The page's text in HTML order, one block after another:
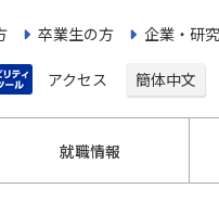
卒業生の方 企業・研
アクセス 簡体中文
就職情報